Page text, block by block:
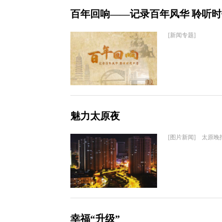
百年回响——记录百年风华 聆听
[新闻专题]
魅力太原夜
[图片新闻] 太原晚
幸福“升级”